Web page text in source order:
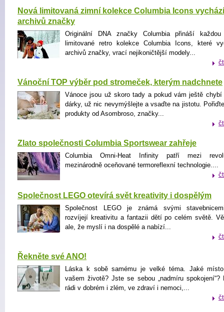
Nová limitovaná zimní kolekce Columbia Icons
archivů značky
Originální DNA značky Columbia přináší každou
limitované retro kolekce Columbia Icons, které
archivů značky, vrací nejikoničtější modely...
Vánoční TOP výběr pod stromeček, kterým nadchnete
Vánoce jsou už skoro tady a pokud vám ještě chybí
dárky, už nic nevymýšlejte a vsaďte na jistotu.
produkty od Asombroso, značky...
Zlato společnosti Columbia Sportswear zahřeje
Columbia Omni-Heat Infinity patří mezi
mezinárodně oceňované termoreflexní technologie....
Společnost LEGO otevírá svět kreativity i dospělým
Společnost LEGO je známá svými
rozvíjejí kreativitu a fantazii dětí po celém světě.
ale, že myslí i na dospělé a nabízí...
Řekněte své ANO!
Láska k sobě samému je velké téma. Jaké
vašem životě? Jste se sebou „nadmíru spokojení“?
rádi v dobrém i zlém, ve zdraví i nemoci,...